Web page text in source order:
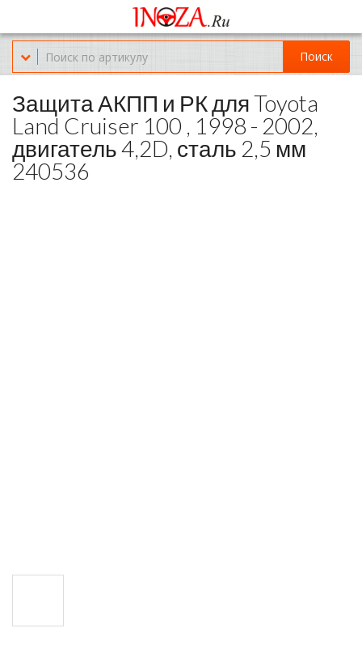
Офис обслуживания г.Краснодар (KRD) Куликова Поля 2 (магазин
Нож-мясо)
8-(967)-300-69-11
Поиск
Защита АКПП и РК для Toyota
Land Cruiser 100 , 1998 - 2002,
двигатель 4,2D, сталь 2,5 мм
240536